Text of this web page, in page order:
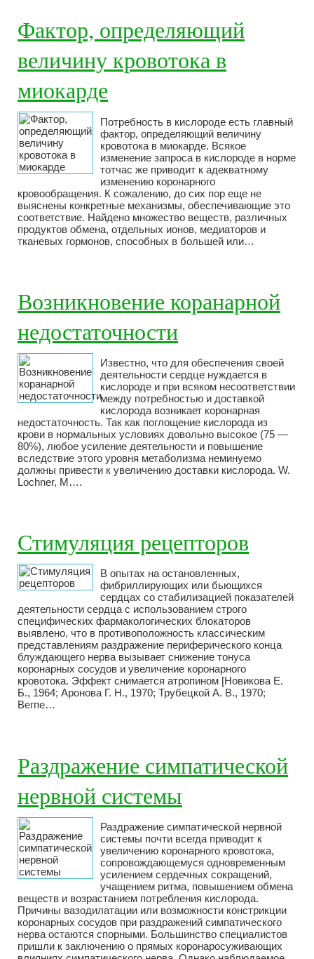
Фактор, определяющий
величину кровотока в
миокарде
Потребность в кислороде есть главный
фактор, определяющий величину
кровотока в миокарде. Всякое
изменение запроса в кислороде в норме
тотчас же приводит к адекватному
изменению коронарного
кровообращения. К сожалению, до сих пор еще не
выяснены конкретные механизмы, обеспечивающие это
соответствие. Найдено множество веществ, различных
продуктов обмена, отдельных ионов, медиаторов и
тканевых гормонов, способных в большей или…
Возникновение коранарной
недостаточности
Известно, что для обеспечения своей
деятельности сердце нуждается в
кислороде и при всяком несоответствии
между потребностью и доставкой
кислорода возникает коронарная
недостаточность. Так как поглощение кислорода из
крови в нормальных условиях довольно высокое (75 —
80%), любое усиление деятельности и повышение
вследствие этого уровня метаболизма неминуемо
должны привести к увеличению доставки кислорода. W.
Lochner, М….
Стимуляция рецепторов
В опытах на остановленных,
фибриллирующих или бьющихся
сердцах со стабилизацией показателей
деятельности сердца с использованием строго
специфических фармакологических блокаторов
выявлено, что в противоположность классическим
представлениям раздражение периферического конца
блуждающего нерва вызывает снижение тонуса
коронарных сосудов и увеличение коронарного
кровотока. Эффект снимается атропином [Новикова Е.
Б., 1964; Аронова Г. Н., 1970; Трубецкой А. В., 1970;
Вегпе…
Раздражение симпатической
нервной системы
Раздражение симпатической нервной
системы почти всегда приводит к
увеличению коронарного кровотока,
сопровождающемуся одновременным
усилением сердечных сокращений,
учащением ритма, повышением обмена
веществ и возрастанием потребления кислорода.
Причины вазодилатации или возможности констрикции
коронарных сосудов при раздражений симпатического
нерва остаются спорными. Большинство специалистов
пришли к заключению о прямых коронаросуживающих